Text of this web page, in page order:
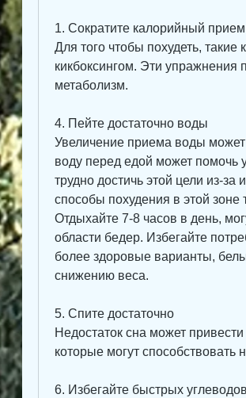
1. Сократите калорийный прием
Для того чтобы похудеть,
кикбоксингом. Эти
метаболизм.
4. Пейте достаточно воды
Увеличение приема воды
воду перед едой может помочь
трудно достичь этой цели из-
способы похудения в этой зоне
Отдыхайте 7-8 часов в день,
области бедер. Избегайте
более здоровые варианты,
снижению веса.
5. Спите достаточно
Недостаток сна может
которые могут
6. Избегайте быстрых углеводов